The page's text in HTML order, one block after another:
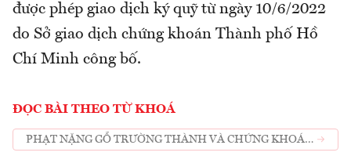
được phép giao dịch ký quỹ từ ngày 10/6/2022
do Sở giao dịch chứng khoán Thành phố Hồ
Chí Minh công bố.
ĐỌC BÀI THEO TỪ KHOÁ
PHẠT NẶNG GỖ TRƯỜNG THÀNH VÀ CHỨNG KHOÁN